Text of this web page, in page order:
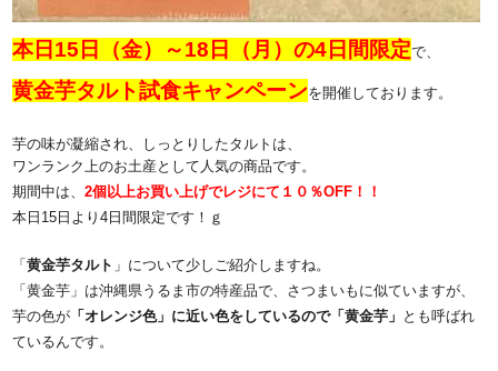
本日15日（金）～18日（月）の4日間限定で、
黄金芋タルト試食キャンペーンを開催しております。
芋の味が凝縮され、しっとりしたタルトは、
ワンランク上のお土産として人気の商品です。
期間中は、2個以上お買い上げでレジにて１０％OFF！！
本日15日より4日間限定です！ｇ
「黄金芋タルト 」について少しご紹介しますね。
「黄金芋」は沖縄県うるま市の特産品で、さつまいもに似ていますが、
芋の色が 「オレンジ色」に近い色をしているので「黄金芋」 とも呼ばれ
ているんです。